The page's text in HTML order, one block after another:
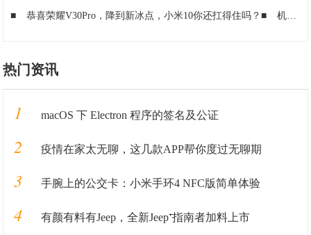
■ 恭喜荣耀V30Pro，降到新冰点，小米10你还扛得住吗？■ 机器人：闭上眼睛，我来带你感受世界
热门资讯
1 macOS 下 Electron 程序的签名及公证
2 疫情在家太无聊，这几款APP帮你度过无聊期
3 手腕上的公交卡：小米手环4 NFC版简单体验
4 有颜有料有Jeep，全新Jeep⁺指南者加料上市